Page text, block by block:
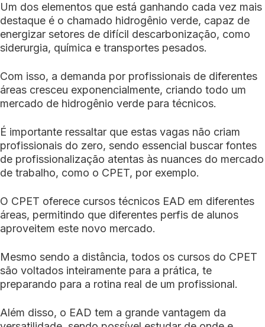
Um dos elementos que está ganhando cada vez mais
destaque é o chamado hidrogênio verde, capaz de
energizar setores de difícil descarbonização, como
siderurgia, química e transportes pesados.
Com isso, a demanda por profissionais de diferentes
áreas cresceu exponencialmente, criando todo um
mercado de hidrogênio verde para técnicos.
É importante ressaltar que estas vagas não criam
profissionais do zero, sendo essencial buscar fontes
de profissionalização atentas às nuances do mercado
de trabalho, como o CPET, por exemplo.
O CPET oferece cursos técnicos EAD em diferentes
áreas, permitindo que diferentes perfis de alunos
aproveitem este novo mercado.
Mesmo sendo a distância, todos os cursos do CPET
são voltados inteiramente para a prática, te
preparando para a rotina real de um profissional.
Além disso, o EAD tem a grande vantagem da